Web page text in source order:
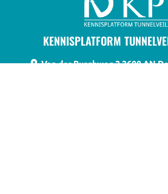
KENNISPLATFORM
Van der Burghweg 22600 AN